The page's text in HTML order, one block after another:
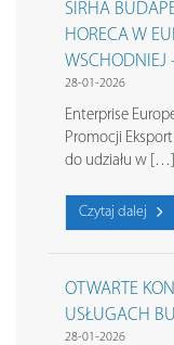
SIRHA
HORECA W
WSCHODNIEJ
28-01-2026
Enterprise
Promocji
do udziału w […]
Czytaj dalej
OTWARTE
USŁUGACH
28-01-2026